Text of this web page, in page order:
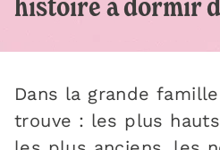
histoire à dormir
Dans la grande
trouve : les plus